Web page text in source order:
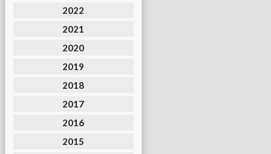
2022
2021
2020
2019
2018
2017
2016
2015